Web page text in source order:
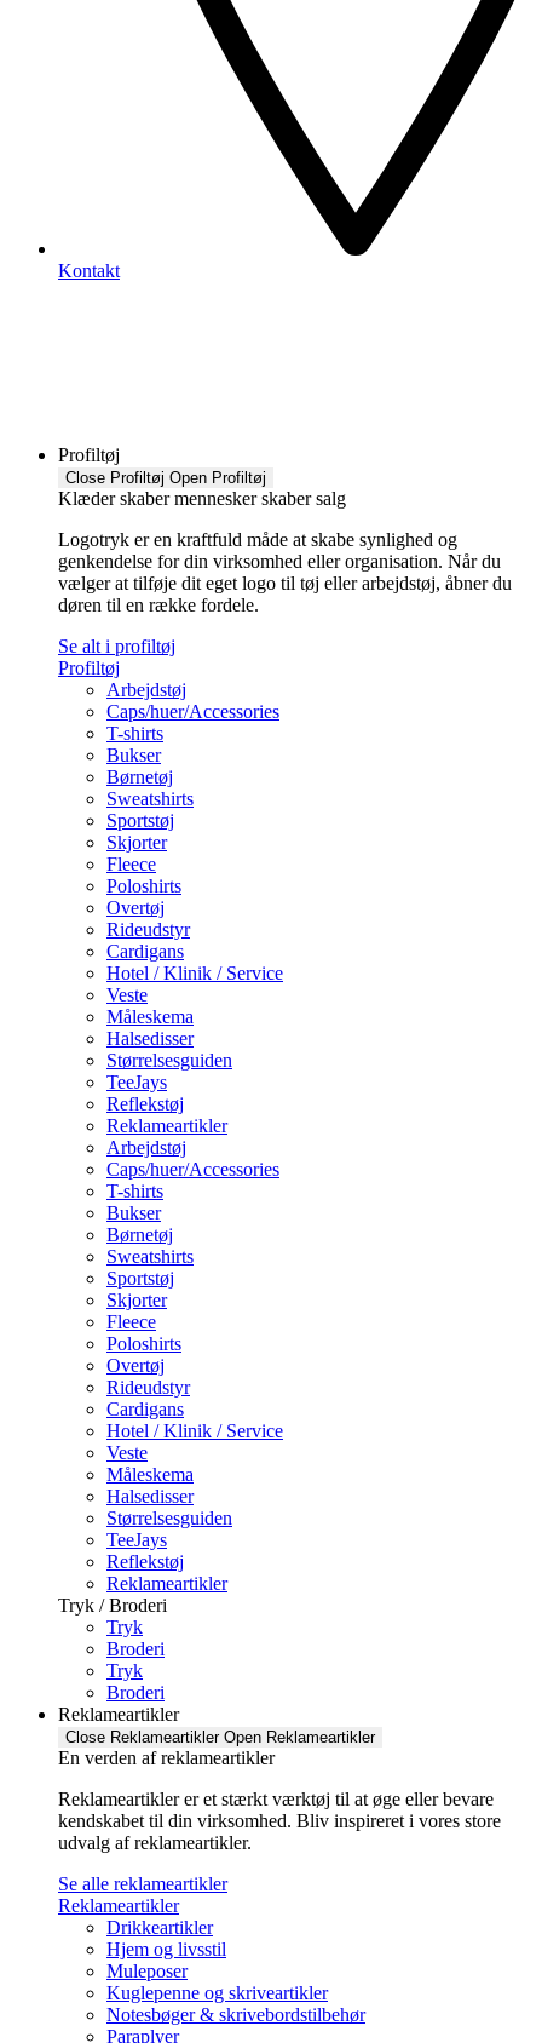
Kontakt
Profiltøj
Close Profiltøj Open Profiltøj
Klæder skaber mennesker skaber salg
Logotryk er en kraftfuld måde at skabe synlighed og
genkendelse for din virksomhed eller organisation. Når du
vælger at tilføje dit eget logo til tøj eller arbejdstøj, åbner du
døren til en række fordele.
Se alt i profiltøj
Profiltøj
Arbejdstøj
Caps/huer/Accessories
T-shirts
Bukser
Børnetøj
Sweatshirts
Sportstøj
Skjorter
Fleece
Poloshirts
Overtøj
Rideudstyr
Cardigans
Hotel / Klinik / Service
Veste
Måleskema
Halsedisser
Størrelsesguiden
TeeJays
Reflekstøj
Reklameartikler
Arbejdstøj
Caps/huer/Accessories
T-shirts
Bukser
Børnetøj
Sweatshirts
Sportstøj
Skjorter
Fleece
Poloshirts
Overtøj
Rideudstyr
Cardigans
Hotel / Klinik / Service
Veste
Måleskema
Halsedisser
Størrelsesguiden
TeeJays
Reflekstøj
Reklameartikler
Tryk / Broderi
Tryk
Broderi
Tryk
Broderi
Reklameartikler
Close Reklameartikler Open Reklameartikler
En verden af reklameartikler ​
Reklameartikler er et stærkt værktøj til at øge eller bevare
kendskabet til din virksomhed. Bliv inspireret i vores store
udvalg af reklameartikler.
Se alle reklameartikler
Reklameartikler
Drikkeartikler
Hjem og livsstil
Muleposer
Kuglepenne og skriveartikler
Notesbøger & skrivebordstilbehør
Paraplyer